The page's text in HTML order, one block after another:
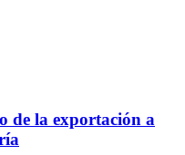
de la exportación a